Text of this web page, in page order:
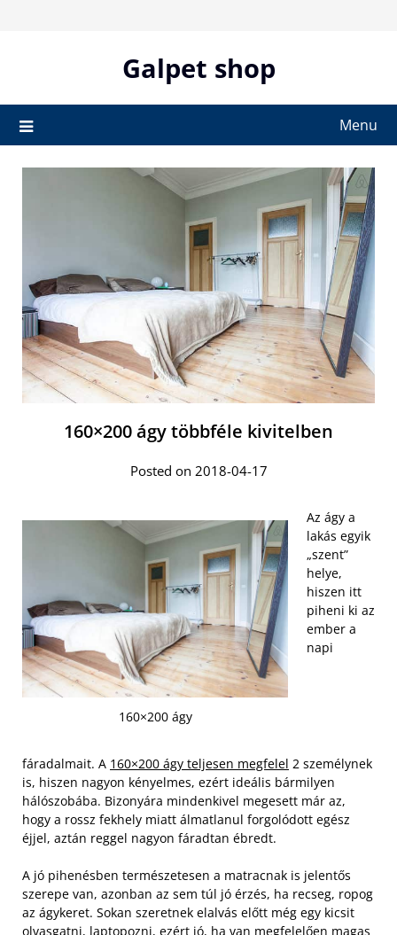
Galpet shop
Menu
160×200 ágy többféle kivitelben
Posted on 2018-04-17
160×200 ágy
Az ágy a
lakás egyik
„szent”
helye,
hiszen itt
piheni ki az
ember a
napi
fáradalmait. A 160×200 ágy teljesen megfelel 2 személynek
is, hiszen nagyon kényelmes, ezért ideális bármilyen
hálószobába. Bizonyára mindenkivel megesett már az,
hogy a rossz fekhely miatt álmatlanul forgolódott egész
éjjel, aztán reggel nagyon fáradtan ébredt.
A jó pihenésben természetesen a matracnak is jelentős
szerepe van, azonban az sem túl jó érzés, ha recseg, ropog
az ágykeret. Sokan szeretnek elalvás előtt még egy kicsit
olvasgatni, laptopozni, ezért jó, ha van megfelelően magas